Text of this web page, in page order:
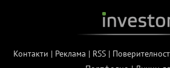
Контакти | Реклама | RSS| Поверителност